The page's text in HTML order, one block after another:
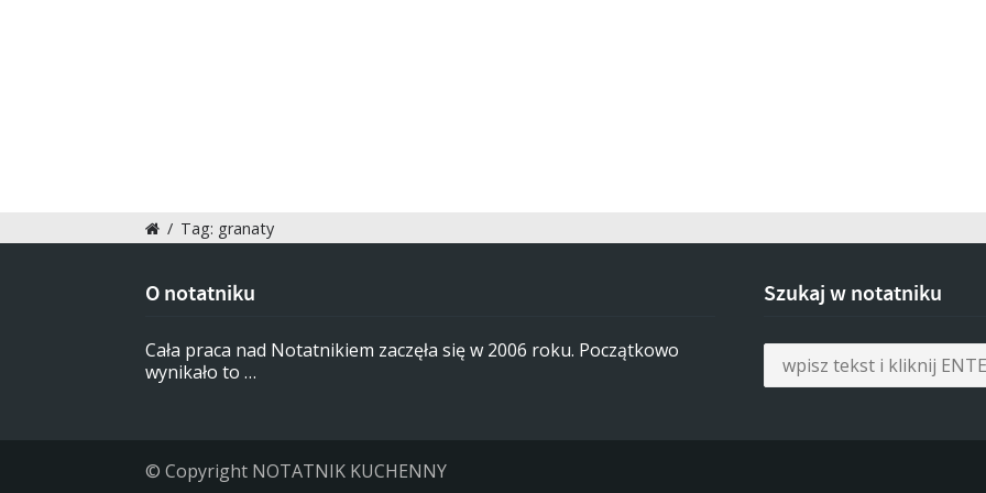
/ Tag: granaty
O notatniku
Cała praca nad Notatnikiem zaczęła się w 2006 roku. Początkowo
wynikało to …
Szukaj w notatniku
© Copyright NOTATNIK KUCHENNY